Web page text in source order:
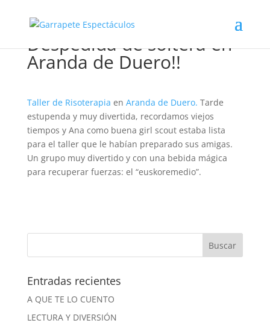
Despedida de soltera en
Aranda de Duero!!
Taller de Risoterapia en Aranda de Duero. Tarde
estupenda y muy divertida, recordamos viejos
tiempos y Ana como buena girl scout estaba lista
para el taller que le habían preparado sus amigas.
Un grupo muy divertido y con una bebida mágica
para recuperar fuerzas: el “euskoremedio”.
Entradas recientes
A QUE TE LO CUENTO
LECTURA Y DIVERSIÓN